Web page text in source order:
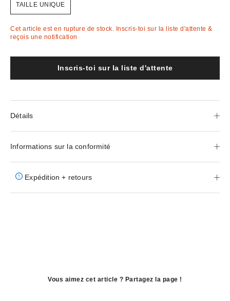
TAILLE UNIQUE
Cet article est en rupture de stock. Inscris-toi sur la liste d'attente &
reçois une notification
Inscris-toi sur la liste d'attente
Détails
Informations sur la conformité
Expédition + retours
Vous aimez cet article ? Partagez la page !